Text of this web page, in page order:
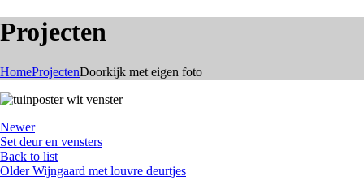
Projecten
HomeProjectenDoorkijk met eigen foto
Newer
Set deur en vensters
Back to list
Older Wijngaard met louvre deurtjes